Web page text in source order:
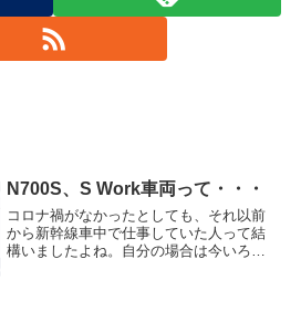
N700S、S Work車両って・・・
コロナ禍がなかったとしても、それ以前
から新幹線車中で仕事していた人って結
構いましたよね。自分の場合は今いろい